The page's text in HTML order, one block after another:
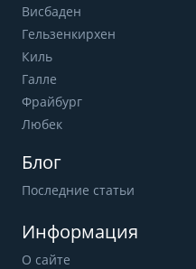
Висбаден
Гельзенкирхен
Киль
Галле
Фрайбург
Любек
Блог
Последние статьи
Информация
О сайте